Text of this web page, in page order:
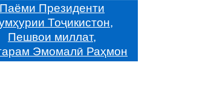
Паёми Президенти
Тоҷикистон,
Пешвои миллат,
Эмомалӣ Раҳмон